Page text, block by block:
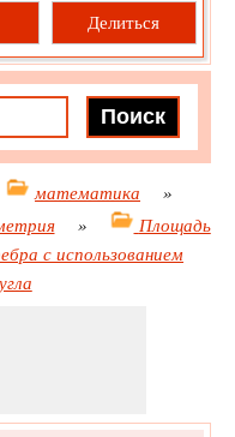
Делиться
математика
»
»
Площадь
с использованием